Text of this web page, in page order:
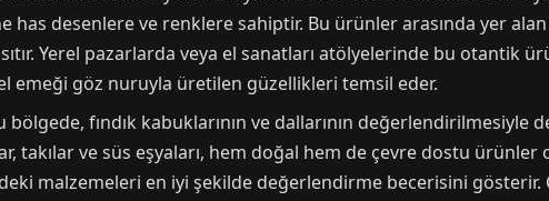
has desenlere ve renklere sahiptir. Bu ürünler arasında yer
Yerel pazarlarda veya el sanatları atölyelerinde bu otantik
emeği göz nuruyla üretilen güzellikleri temsil eder.
bölgede, fındık kabuklarının ve dallarının değerlendirilmesiyle
takılar ve süs eşyaları, hem doğal hem de çevre dostu
malzemeleri en iyi şekilde değerlendirme becerisini gösterir.